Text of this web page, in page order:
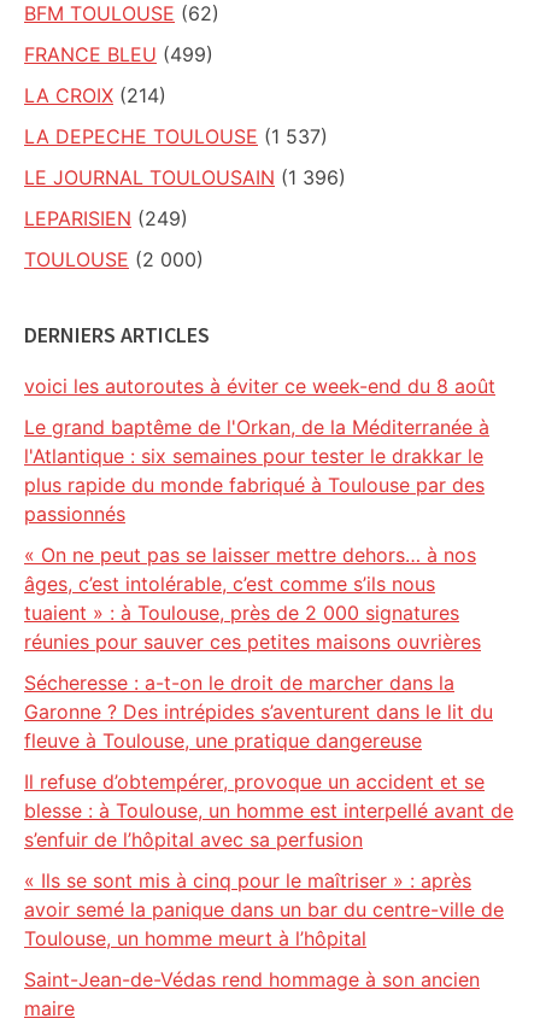
BFM TOULOUSE (62)
FRANCE BLEU (499)
LA CROIX (214)
LA DEPECHE TOULOUSE (1 537)
LE JOURNAL TOULOUSAIN (1 396)
LEPARISIEN (249)
TOULOUSE (2 000)
DERNIERS ARTICLES
voici les autoroutes à éviter ce week-end du 8 août
Le grand baptême de l'Orkan, de la Méditerranée à
l'Atlantique : six semaines pour tester le drakkar le
plus rapide du monde fabriqué à Toulouse par des
passionnés
« On ne peut pas se laisser mettre dehors… à nos
âges, c’est intolérable, c’est comme s’ils nous
tuaient » : à Toulouse, près de 2 000 signatures
réunies pour sauver ces petites maisons ouvrières
Sécheresse : a-t-on le droit de marcher dans la
Garonne ? Des intrépides s’aventurent dans le lit du
fleuve à Toulouse, une pratique dangereuse
Il refuse d’obtempérer, provoque un accident et se
blesse : à Toulouse, un homme est interpellé avant de
s’enfuir de l’hôpital avec sa perfusion
« Ils se sont mis à cinq pour le maîtriser » : après
avoir semé la panique dans un bar du centre-ville de
Toulouse, un homme meurt à l’hôpital
Saint-Jean-de-Védas rend hommage à son ancien
maire